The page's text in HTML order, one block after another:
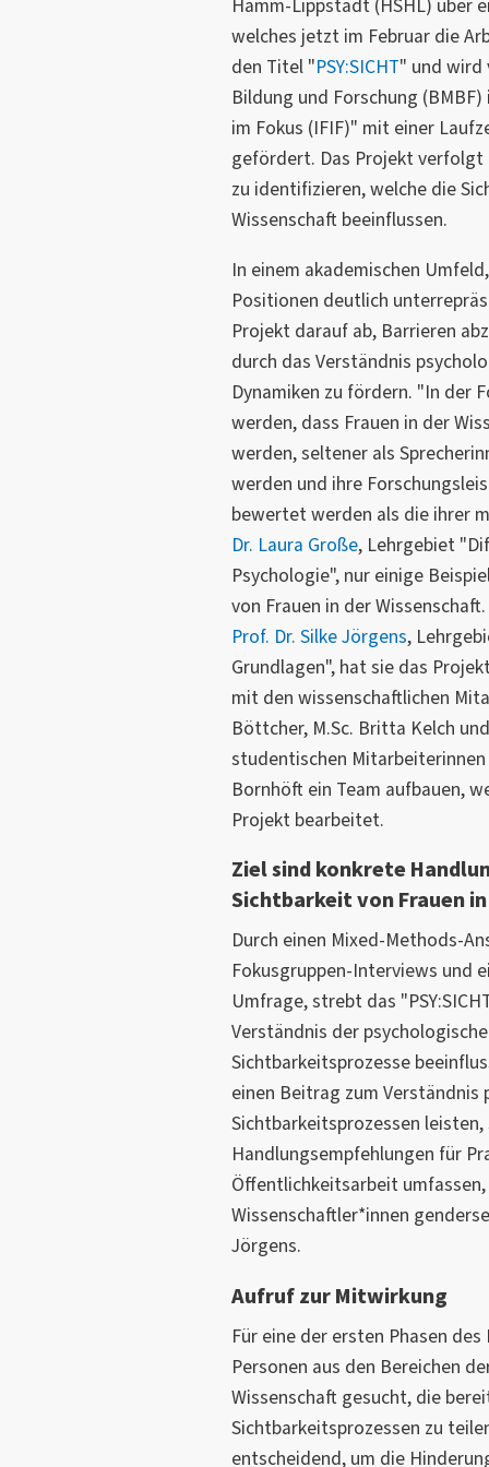
Hamm-Lippstadt (HSHL) über
welches jetzt im Februar die
den Titel "PSY:SICHT" und wird
Bildung und Forschung
im Fokus (IFIF)" mit einer
gefördert. Das Projekt verfolgt
zu identifizieren, welche die
Wissenschaft beeinflussen.
In einem akademischen
Positionen deutlich
Projekt darauf ab, Barrieren
durch das Verständnis
Dynamiken zu fördern. "In der
werden, dass Frauen in der
werden, seltener als
werden und ihre
bewertet werden als die ihrer
Dr. Laura Große, Lehrgebiet
Psychologie", nur einige
von Frauen in der
Prof. Dr. Silke Jörgens,
Grundlagen", hat sie das
mit den wissenschaftlichen
Böttcher, M.Sc. Britta Kelch
studentischen
Bornhöft ein Team aufbauen,
Projekt bearbeitet.
Ziel sind konkrete
Sichtbarkeit von Frauen
Durch einen Mixed-Methods-
Fokusgruppen-Interviews und
Umfrage, strebt das
Verständnis der
Sichtbarkeitsprozesse
einen Beitrag zum
Sichtbarkeitsprozessen leisten,
Handlungsempfehlungen für
Öffentlichkeitsarbeit
Wissenschaftler*innen
Jörgens.
Aufruf zur Mitwirkung
Für eine der ersten Phasen
Personen aus den Bereichen
Wissenschaft gesucht, die
Sichtbarkeitsprozessen zu
entscheidend, um die